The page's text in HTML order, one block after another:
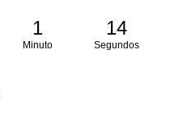
1
Minuto
13
Segundos